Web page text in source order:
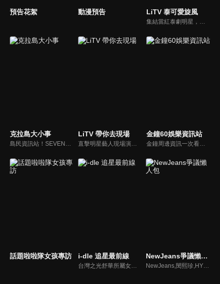
預告花絮 動漫預告 LiTV 泰可愛旋風
集結當紅泰劇明星，獨家揭露他們的幕後小秘密
克拉島大小事
島民資訊站！SEVENTEEN近期資訊報你知
LiTV 帶你去現場
直擊明星藝人現場演出，體驗當下火熱氣氛
金鐘60娛樂資訊站
金鐘周邊資訊一次看，一起預測金鐘得主！
話題啦啦隊女孩專訪 i-dle 追星最前線
台灣之光舒華所屬女團最新消息報你知
NewJeans爭議懶人包
NewJeans,閔熙珍,HYBE爭議懶人包